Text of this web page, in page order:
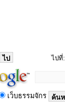
ไปที่:
เว็บธรรมจักร